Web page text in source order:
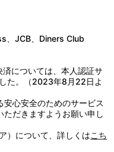
の届かないところに保管
、JCB、Diners Club
については、本人認証サ
た。（2023年8月22日よ
心安全のためのサービス
ただきますようお願い申し
）について、詳しくはこち